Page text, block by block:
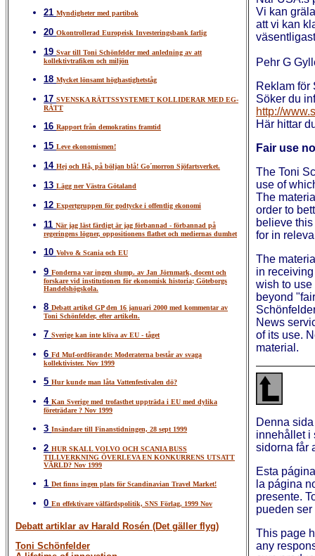
21 Myndigheter med partibok
20 Okontrollerad Europeisk Investeringsbank farlig
19 Svar till Toni Schönfelder med anledning av att
kollektivtrafiken och miljön
18 Mycket lönsamt höghastighetståg
17 SVENSKA RÄTTSSYSTEMET KOLLIDERAR MED EG-
RÄTT
16 Rapport från demokratins framtid
15 Leve ekonomismen!
14 Hej och Hå, på böljan blå! Go´morron Sjöfartsverket.
13 Lägg ner Västra Götaland
12 Expertgruppen för godtycke i offentlig ekonomi
11 När jag läst färdigt är jag förbannad - förbannad på
regeringens lögner, oppositionens flathet och mediernas dumhet
10 Volvo & Scania och EU
9 Fonderna var ingen slump. av Jan Jörnmark, docent och
forskare vid institutionen för ekonomisk historia; Göteborgs
Handelshögskola.
8 Debatt artikel GP den 16 januari 2000 med kommentar av
Toni Schönfelder, efter artikeln.
7 Sverige kan inte kliva av EU - tåget
6 Fd Muf-ordförande: Moderaterna består av svaga
kollektivister. Nov 1999
5 Hur kunde man låta Vattenfestivalen dö?
4 Kan Sverige med trofasthet uppträda i EU med dylika
företrädare ? Nov 1999
3 Insändare till Finanstidningen, 28 sept 1999
2 HUR SKALL VOLVO OCH SCANIA BUSS
TILLVERKNING ÖVERLEVA EN KONKURRENS UTSATT
VÄRLD? Nov 1999
1 Det finns ingen plats för Scandinavian Travel Market!
0 En effektivare välfärdspolitik, SNS Förlag, 1999 Nov
Debatt artiklar av Harald Rosén (Det gäller flyg)
Toni Schönfelder
Vi kan
att vi kan
Pehr G
Reklam för
Söker du
http://
Här hittar
Fair use
The Toni
use of
The
order to
believe
for in
The
in
wish to use
beyond
News
of its use.
material.
Denna
innehållet i
sidorna får
Esta
la página
presente.
pueden
This page
any